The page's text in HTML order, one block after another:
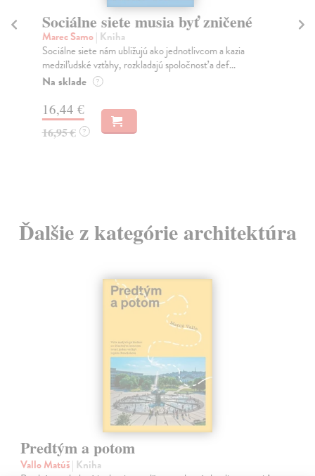
Sociálne siete musia byť zničené
Marec Samo| Kniha
Sociálne siete nám ubližujú ako jednotlivcom a kazia
medziľudské vzťahy, rozkladajú spoločnosť a def...
Na sklade ?
16,44 €
16,95 € ?
Ďalšie z kategórie architektúra
Predtým a potom
Vallo Matúš| Kniha